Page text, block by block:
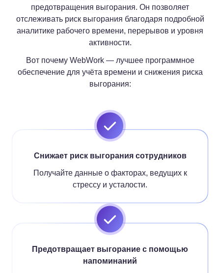
предотвращения выгорания. Он позволяет
отслеживать риск выгорания благодаря подробной
аналитике рабочего времени, перерывов и уровня
активности.
Вот почему WebWork — лучшее программное
обеспечение для учёта времени и снижения риска
выгорания:
Снижает риск выгорания сотрудников
Получайте данные о факторах, ведущих к
стрессу и усталости.
Предотвращает выгорание с помощью
напоминаний